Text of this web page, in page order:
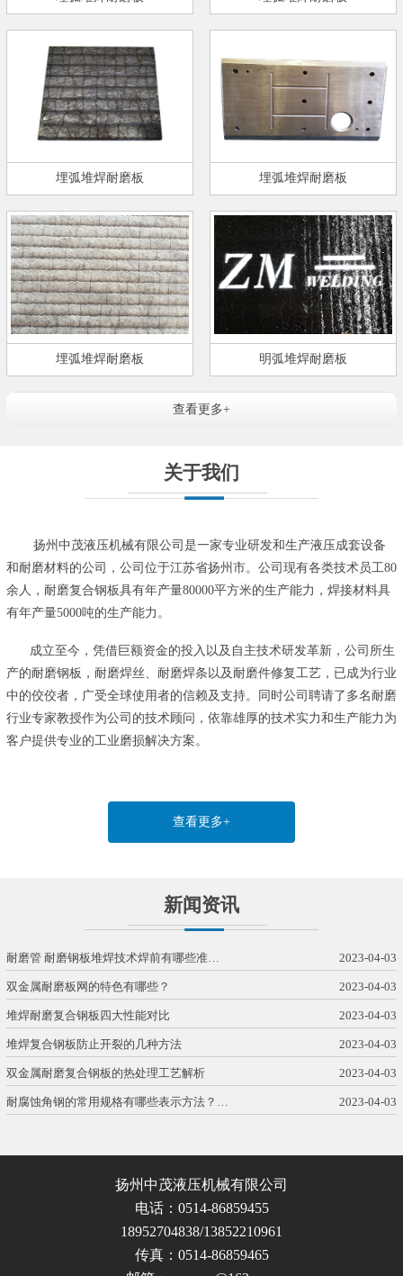
埋弧堆焊耐磨板 埋弧堆焊耐磨板
埋弧堆焊耐磨板 明弧堆焊耐磨板
查看更多+
关于我们
扬州中茂液压机械有限公司是一家专业研发和生产液压成套设备
和耐磨材料的公司，公司位于江苏省扬州市。公司现有各类技术员工80
余人，耐磨复合钢板具有年产量80000平方米的生产能力，焊接材料具
有年产量5000吨的生产能力。
成立至今，凭借巨额资金的投入以及自主技术研发革新，公司所生
产的耐磨钢板，耐磨焊丝、耐磨焊条以及耐磨件修复工艺，已成为行业
中的佼佼者，广受全球使用者的信赖及支持。同时公司聘请了多名耐磨
行业专家教授作为公司的技术顾问，依靠雄厚的技术实力和生产能力为
客户提供专业的工业磨损解决方案。
查看更多+
新闻资讯
耐磨管 耐磨钢板堆焊技术焊前有哪些准… 2023-04-03
双金属耐磨板网的特色有哪些？ 2023-04-03
堆焊耐磨复合钢板四大性能对比 2023-04-03
堆焊复合钢板防止开裂的几种方法 2023-04-03
双金属耐磨复合钢板的热处理工艺解析 2023-04-03
耐腐蚀角钢的常用规格有哪些表示方法？… 2023-04-03
扬州中茂液压机械有限公司
电话：0514-86859455
18952704838/13852210961
传真：0514-86859465